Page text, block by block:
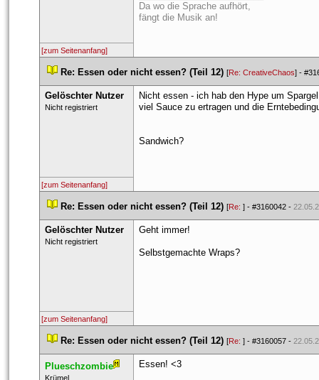
Da wo die Sprache aufhört,
fängt die Musik an!
[zum Seitenanfang]
Re: Essen oder nicht essen? (Teil 12) [Re: CreativeChao] -
Gelöschter Nutzer
Nicht registriert
Nicht essen - ich hab den Hype um
viel Sauce zu ertragen und die
Sandwich?
[zum Seitenanfang]
Re: Essen oder nicht essen? (Teil 12) [Re: ] - #3160042 -
Gelöschter Nutzer
Nicht registriert
Geht immer!
Selbstgemachte Wraps?
[zum Seitenanfang]
Re: Essen oder nicht essen? (Teil 12) [Re: ] - #3160057 -
Plueschzombie
​Krümel.
Essen! <3